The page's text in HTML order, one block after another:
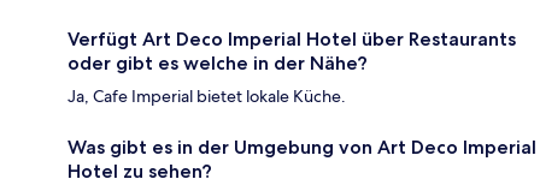
Verfügt Art Deco Imperial Hotel über Restaurants
oder gibt es welche in der Nähe?
Ja, Cafe Imperial bietet lokale Küche.
Was gibt es in der Umgebung von Art Deco Imperial
Hotel zu sehen?